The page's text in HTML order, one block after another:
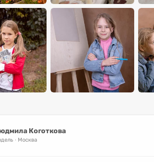
Коготкова
Москва